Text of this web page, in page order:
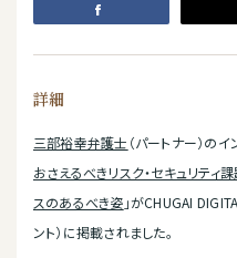
詳細
三部裕幸弁護士 （パートナー）の
おさえるべきリスク・セキュリテ
スのあるべき姿 」がCHUGAI
ント）に掲載されました。